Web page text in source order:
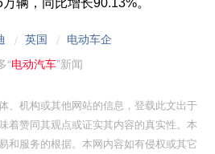
辆，同比增长90.13%。
/ 英国 / 电动车企
“电动汽车”新闻
、机构或其他网站的信息，登载此文出于
着赞同其观点或证实其内容的真实性。本
和服务的根据。本网内容如有侵权或其它